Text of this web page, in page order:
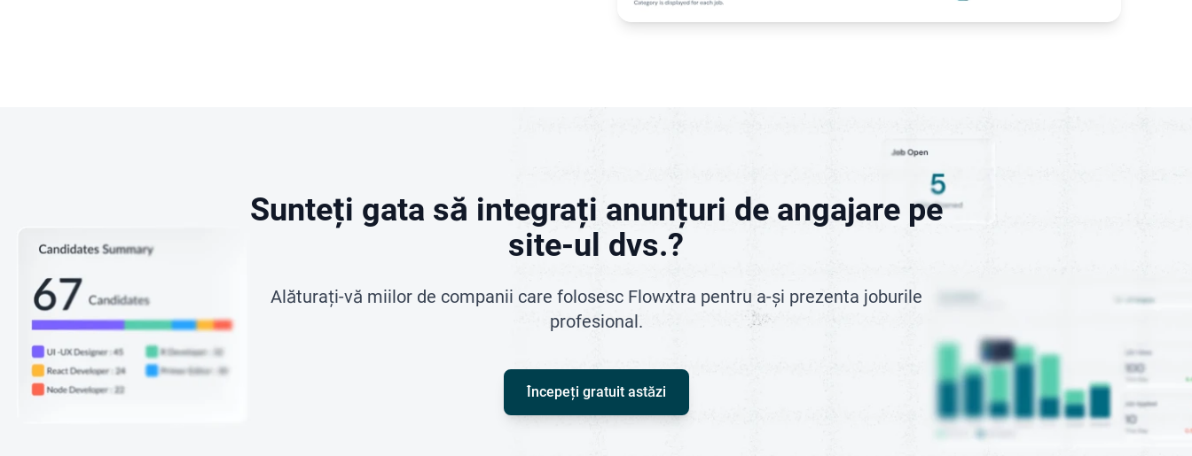
Sunteți gata să integrați anunțuri de angajare pe
site-ul dvs.?
Alăturați-vă miilor de companii care folosesc Flowxtra pentru a-și prezenta joburile
profesional.
Începeți gratuit astăzi